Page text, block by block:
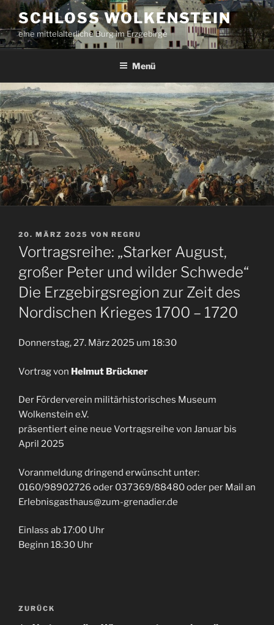
Zum
Inhalt
springen
SCHLOSS WOLKENSTEIN
eine mittelalterliche Burg im Erzgebirge
Menü
VERÖFFENTLICHT
AM
20. MÄRZ 2025 VON REGRU
Vortragsreihe: „Starker August,
großer Peter und wilder Schwede“
Die Erzgebirgsregion zur Zeit des
Nordischen Krieges 1700 – 1720
Donnerstag, 27. März 2025 um 18:30
Vortrag von Helmut Brückner
Der Förderverein militärhistorisches Museum
Wolkenstein e.V.
präsentiert eine neue Vortragsreihe von Januar bis
April 2025
Voranmeldung dringend erwünscht unter:
0160/98902726 oder 037369/88480 oder per Mail an
Erlebnisgasthaus@zum-grenadier.de
Einlass ab 17:00 Uhr
Beginn 18:30 Uhr
Beitragsnavigation
Vorheriger
ZURÜCK